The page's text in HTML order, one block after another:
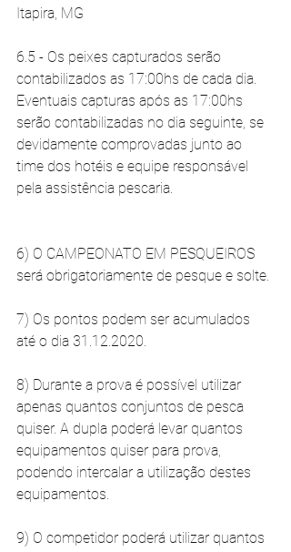
Itapira, MG
6.5 - Os peixes capturados serão
contabilizados as 17:00hs de cada dia.
Eventuais capturas após as 17:00hs
serão contabilizadas no dia seguinte, se
devidamente comprovadas junto ao
time dos hotéis e equipe responsável
pela assistência pescaria.
6) O CAMPEONATO EM PESQUEIROS
será obrigatoriamente de pesque e solte.
7) Os pontos podem ser acumulados
até o dia 31.12.2020.
8) Durante a prova é possível utilizar
apenas quantos conjuntos de pesca
quiser. A dupla poderá levar quantos
equipamentos quiser para prova,
podendo intercalar a utilização destes
equipamentos.
9) O competidor poderá utilizar quantos